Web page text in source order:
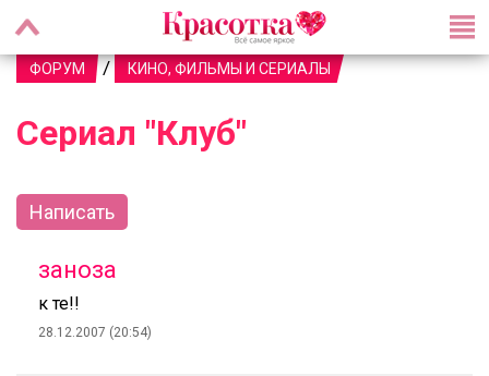
ФОРУМ / КИНО, ФИЛЬМЫ И СЕРИАЛЫ
Сериал "Клуб"
Написать
заноза
к те!!
28.12.2007 (20:54)